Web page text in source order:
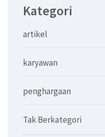
Kategori
artikel
karyawan
penghargaan
Tak Berkategori